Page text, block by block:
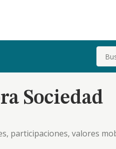
Buscar
Sociedad
participaciones, valores
produccion, filmacion,